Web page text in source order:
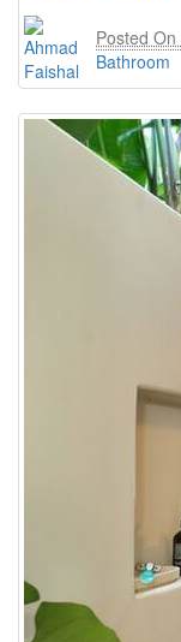
Posted On
Bathroom